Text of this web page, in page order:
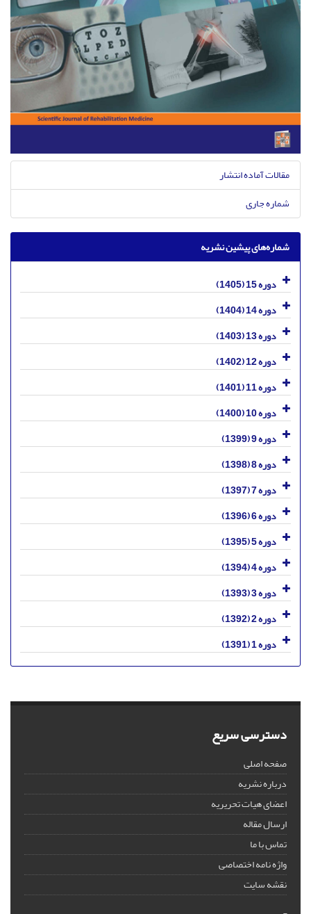
مقالات آماده انتشار
شماره جاری
شماره‌های پیشین نشریه
دوره 15 (1405)
دوره 14 (1404)
دوره 13 (1403)
دوره 12 (1402)
دوره 11 (1401)
دوره 10 (1400)
دوره 9 (1399)
دوره 8 (1398)
دوره 7 (1397)
دوره 6 (1396)
دوره 5 (1395)
دوره 4 (1394)
دوره 3 (1393)
دوره 2 (1392)
دوره 1 (1391)
دسترسی سریع
صفحه اصلی
درباره نشریه
اعضای هیات تحریریه
ارسال مقاله
تماس با ما
واژه نامه اختصاصی
نقشه سایت